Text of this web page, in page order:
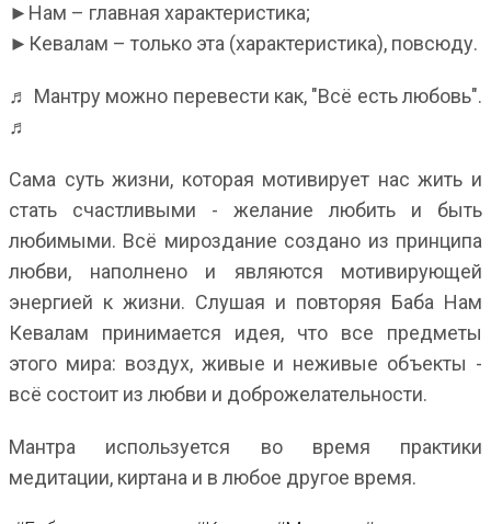
►Нам – главная характеристика;
►Кевалам – только эта (характеристика), повсюду.
♬ Мантру можно перевести как, "Всё есть любовь".
♬
Сама суть жизни, которая мотивирует нас жить и
стать счастливыми - желание любить и быть
любимыми. Всё мироздание создано из принципа
любви, наполнено и являются мотивирующей
энергией к жизни. Слушая и повторяя Баба Нам
Кевалам принимается идея, что все предметы
этого мира: воздух, живые и неживые объекты -
всё состоит из любви и доброжелательности.
Мантра используется во время практики
медитации, киртана и в любое другое время.